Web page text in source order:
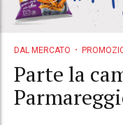
DAL MERCATO
Parte la